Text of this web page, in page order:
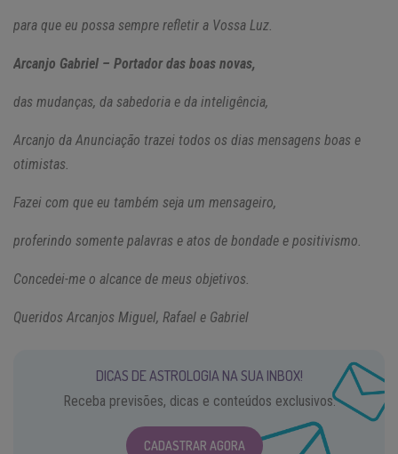
para que eu possa sempre refletir a Vossa Luz.
Arcanjo Gabriel – Portador das boas novas,
das mudanças, da sabedoria e da inteligência,
Arcanjo da Anunciação trazei todos os dias mensagens boas e
otimistas.
Fazei com que eu também seja um mensageiro,
proferindo somente palavras e atos de bondade e positivismo.
Concedei-me o alcance de meus objetivos.
Queridos Arcanjos Miguel, Rafael e Gabriel
DICAS DE ASTROLOGIA NA SUA INBOX!
Receba previsões, dicas e conteúdos exclusivos.
CADASTRAR AGORA